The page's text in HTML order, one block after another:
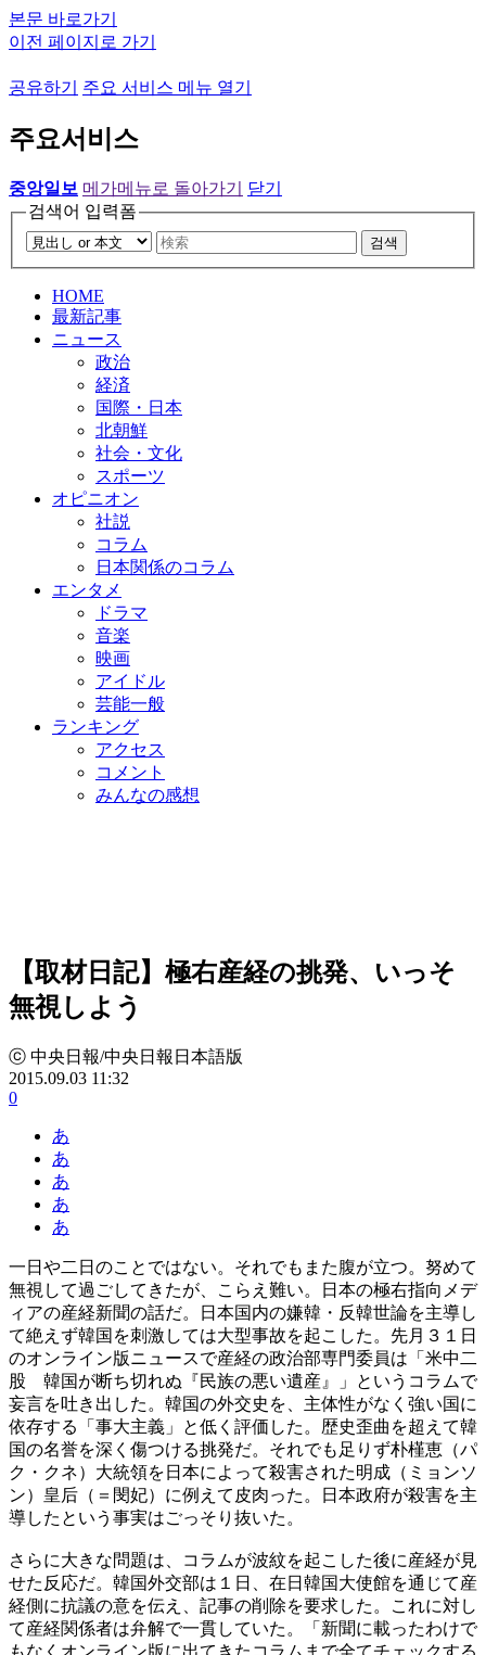
본문 바로가기
이전 페이지로 가기
공유하기 주요 서비스 메뉴 열기
주요서비스
중앙일보 메가메뉴로 돌아가기
닫기
검색어 입력폼
검색
HOME
最新記事
ニュース
政治
経済
国際・日本
北朝鮮
社会・文化
スポーツ
オピニオン
社説
コラム
日本関係のコラム
エンタメ
ドラマ
音楽
映画
アイドル
芸能一般
ランキング
アクセス
コメント
みんなの感想
【取材日記】極右産経の挑発、いっそ
無視しよう
ⓒ 中央日報/中央日報日本語版
2015.09.03 11:32
0
あ
あ
あ
あ
あ
一日や二日のことではない。それでもまた腹が立つ。努めて
無視して過ごしてきたが、こらえ難い。日本の極右指向メデ
ィアの産経新聞の話だ。日本国内の嫌韓・反韓世論を主導し
て絶えず韓国を刺激しては大型事故を起こした。先月３１日
のオンライン版ニュースで産経の政治部専門委員は「米中二
股 韓国が断ち切れぬ『民族の悪い遺産』」というコラムで
妄言を吐き出した。韓国の外交史を、主体性がなく強い国に
依存する「事大主義」と低く評価した。歴史歪曲を超えて韓
国の名誉を深く傷つける挑発だ。それでも足りず朴槿恵（パ
ク・クネ）大統領を日本によって殺害された明成（ミョンソ
ン）皇后（＝閔妃）に例えて皮肉った。日本政府が殺害を主
導したという事実はごっそり抜いた。
さらに大きな問題は、コラムが波紋を起こした後に産経が見
せた反応だ。韓国外交部は１日、在日韓国大使館を通じて産
経側に抗議の意を伝え、記事の削除を要求した。これに対し
て産経関係者は弁解で一貫していた。「新聞に載ったわけで
もなくオンライン版に出てきたコラムまで全てチェックする